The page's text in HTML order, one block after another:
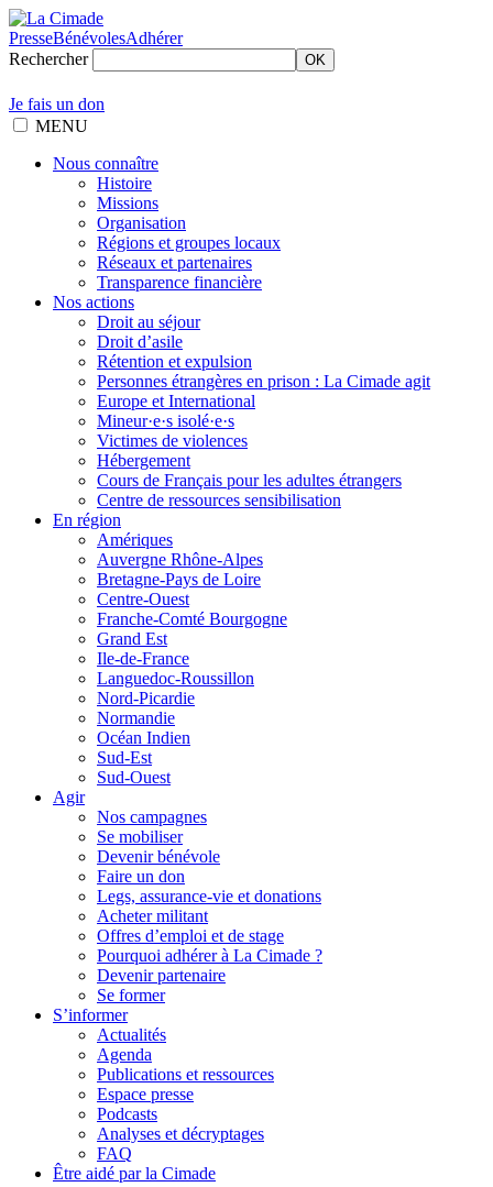
PresseBénévolesAdhérer
Rechercher
OK
Je fais un don
MENU
Nous connaître
Histoire
Missions
Organisation
Régions et groupes locaux
Réseaux et partenaires
Transparence financière
Nos actions
Droit au séjour
Droit d’asile
Rétention et expulsion
Personnes étrangères en prison : La Cimade agit
Europe et International
Mineur·e·s isolé·e·s
Victimes de violences
Hébergement
Cours de Français pour les adultes étrangers
Centre de ressources sensibilisation
En région
Amériques
Auvergne Rhône-Alpes
Bretagne-Pays de Loire
Centre-Ouest
Franche-Comté Bourgogne
Grand Est
Ile-de-France
Languedoc-Roussillon
Nord-Picardie
Normandie
Océan Indien
Sud-Est
Sud-Ouest
Agir
Nos campagnes
Se mobiliser
Devenir bénévole
Faire un don
Legs, assurance-vie et donations
Acheter militant
Offres d’emploi et de stage
Pourquoi adhérer à La Cimade ?
Devenir partenaire
Se former
S’informer
Actualités
Agenda
Publications et ressources
Espace presse
Podcasts
Analyses et décryptages
FAQ
Être aidé par la Cimade